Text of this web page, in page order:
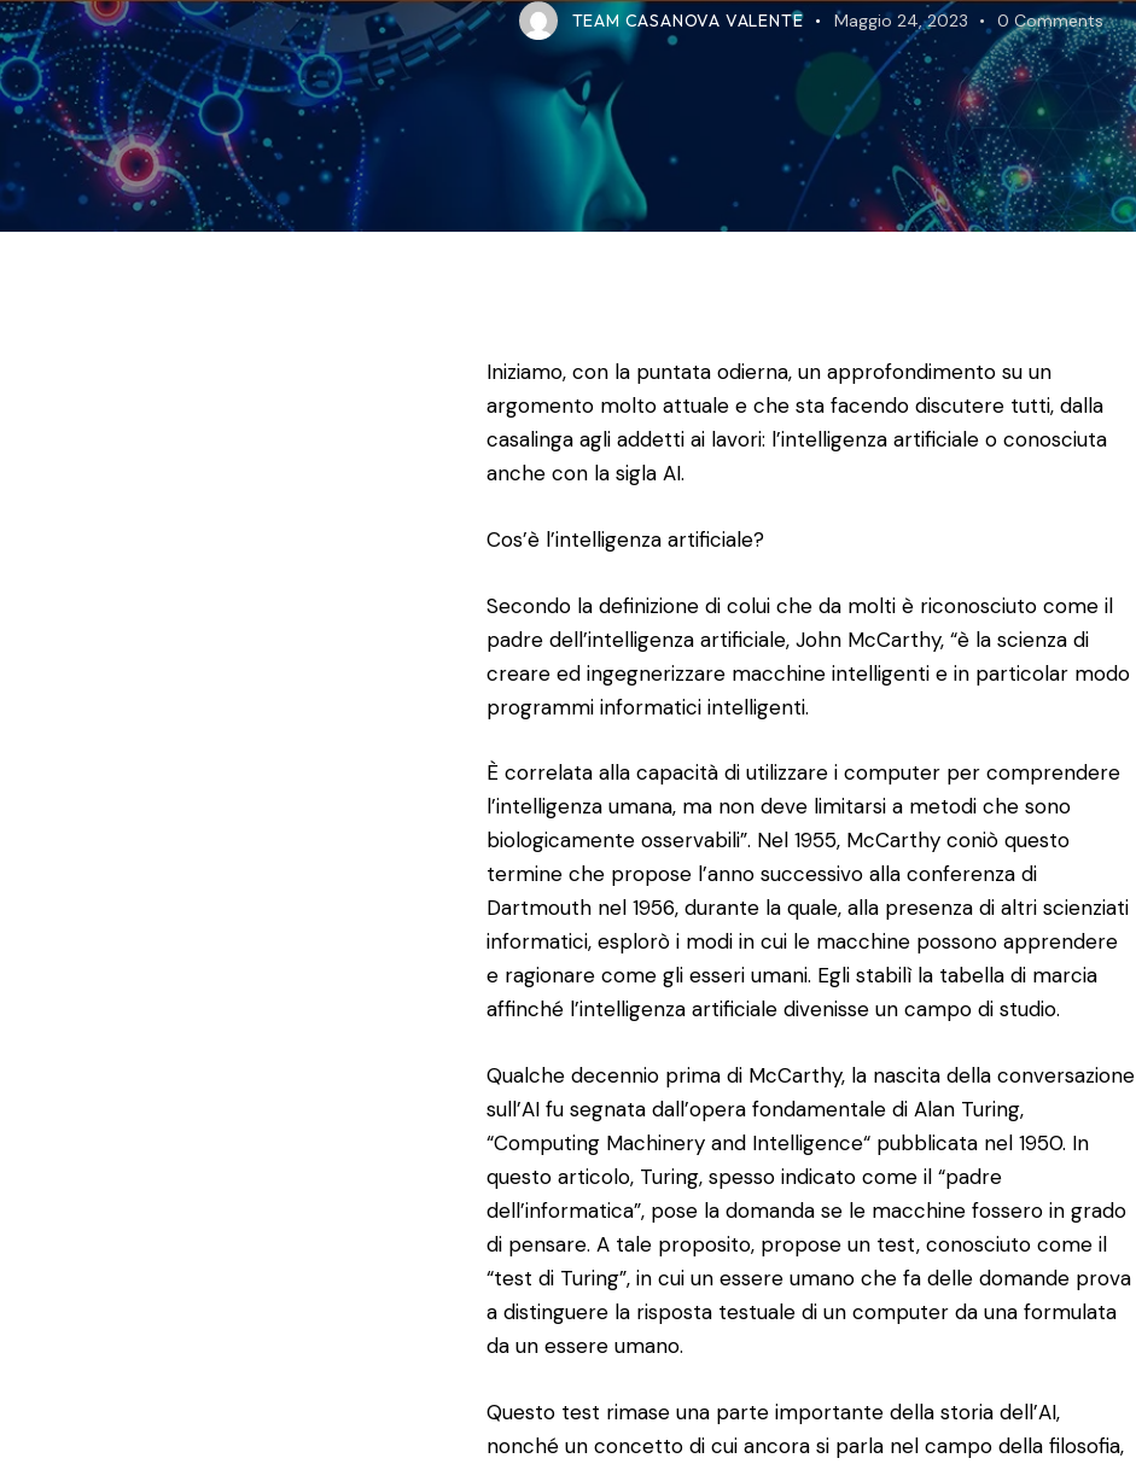
TEAM CASANOVA VALENTE Maggio 24, 2023 0 Comments
Iniziamo, con la puntata odierna, un approfondimento su un
argomento molto attuale e che sta facendo discutere tutti, dalla
casalinga agli addetti ai lavori: l’intelligenza artificiale o conosciuta
anche con la sigla AI.
Cos’è l’intelligenza artificiale?
Secondo la definizione di colui che da molti è riconosciuto come il
padre dell’intelligenza artificiale, John McCarthy, “è la scienza di
creare ed ingegnerizzare macchine intelligenti e in particolar modo
programmi informatici intelligenti.
È correlata alla capacità di utilizzare i computer per comprendere
l’intelligenza umana, ma non deve limitarsi a metodi che sono
biologicamente osservabili”. Nel 1955, McCarthy coniò questo
termine che propose l’anno successivo alla conferenza di
Dartmouth nel 1956, durante la quale, alla presenza di altri scienziati
informatici, esplorò i modi in cui le macchine possono apprendere
e ragionare come gli esseri umani. Egli stabilì la tabella di marcia
affinché l’intelligenza artificiale divenisse un campo di studio.
Qualche decennio prima di McCarthy, la nascita della conversazione
sull’AI fu segnata dall’opera fondamentale di Alan Turing,
“Computing Machinery and Intelligence“ pubblicata nel 1950. In
questo articolo, Turing, spesso indicato come il “padre
dell’informatica”, pose la domanda se le macchine fossero in grado
di pensare. A tale proposito, propose un test, conosciuto come il
“test di Turing”, in cui un essere umano che fa delle domande prova
a distinguere la risposta testuale di un computer da una formulata
da un essere umano.
Questo test rimase una parte importante della storia dell’AI,
nonché un concetto di cui ancora si parla nel campo della filosofia,